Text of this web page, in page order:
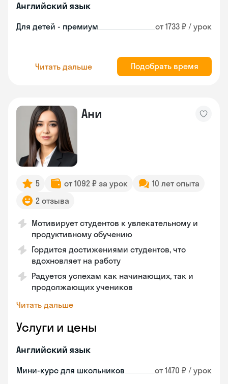
Английский язык
Для детей - премиум от 1733 ₽ / урок
Читать дальше Подобрать время
Ани
5 от 1092 ₽ за урок
10 лет опыта
2 отзыва
Мотивирует студентов к увлекательному и
продуктивному обучению
Гордится достижениями студентов, что
вдохновляет на работу
Радуется успехам как начинающих, так и
продолжающих учеников
Читать дальше
Услуги и цены
Английский язык
Мини-курс для школьников от 1470 ₽ / урок